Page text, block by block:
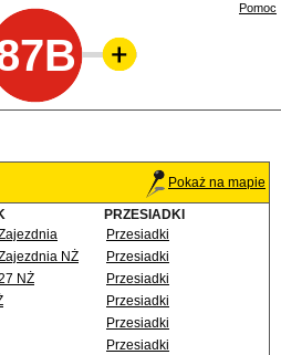
Pomoc
Pokaż na mapie
PRZESIADKI
Przesiadki
NŻ
Przesiadki
NŻ
Przesiadki
Przesiadki
Przesiadki
Przesiadki